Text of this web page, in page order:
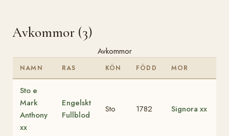
Avkommor (3)
Avkommor
NAMN RAS KÖN FÖDD MOR
Sto e
Mark
Anthony
xx
Engelskt
Fullblod
Sto 1782 Signora xx